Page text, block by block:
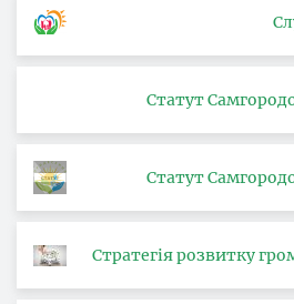
Статут
Статут
Стратегія розвитку